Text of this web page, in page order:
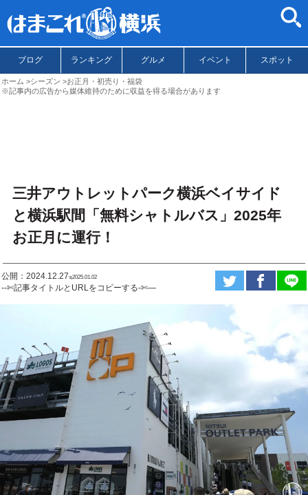
ブログ ランキング グルメ イベント スポット
ホーム シーズン
お正月・初売り・福袋
※記事内の広告から媒体維持のために収益を得る場合があります
三井アウトレットパーク横浜ベイサイド
と横浜駅間「無料シャトルバス」2025年
お正月に運行！
公開：2024.12.27ಇ2025.01.02
--✄記事タイトルとURLをコピーする-✄—